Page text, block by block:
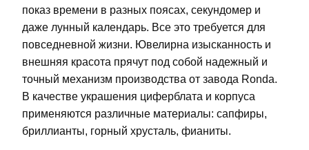
показ времени в разных поясах, секундомер и
даже лунный календарь. Все это требуется для
повседневной жизни. Ювелирна изысканность и
внешняя красота прячут под собой надежный и
точный механизм производства от завода Ronda.
В качестве украшения циферблата и корпуса
применяются различные материалы: сапфиры,
бриллианты, горный хрусталь, фианиты.